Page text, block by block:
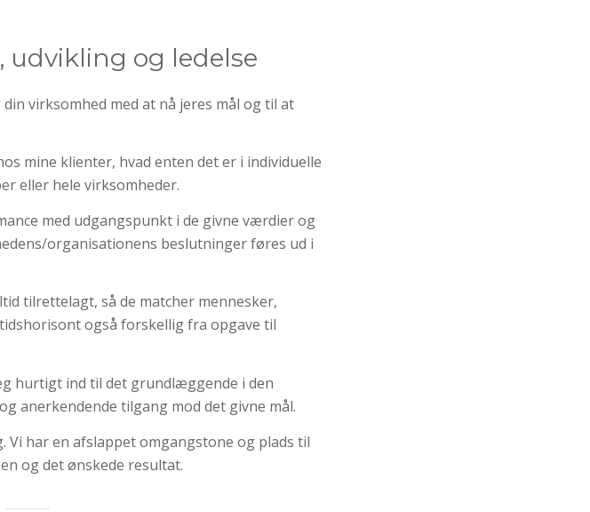
og ledelse
virksomhed med at nå jeres mål og til at
mine klienter, hvad enten det er i individuelle
eller hele virksomheder.
med udgangspunkt i de givne værdier og
organisationens beslutninger føres ud i
tilrettelagt, så de matcher mennesker,
også forskellig fra opgave til
hurtigt ind til det grundlæggende i den
anerkendende tilgang mod det givne mål.
Vi har en afslappet omgangstone og plads til
og det ønskede resultat.